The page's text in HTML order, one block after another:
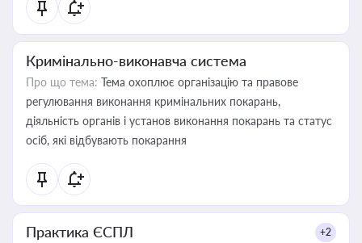
Кримінально-виконавча система
Про що тема: Тема охоплює організацію та правове
регулювання виконання кримінальних покарань,
діяльність органів і установ виконання покарань та статус
осіб, які відбувають покарання
Практика ЄСПЛ +2